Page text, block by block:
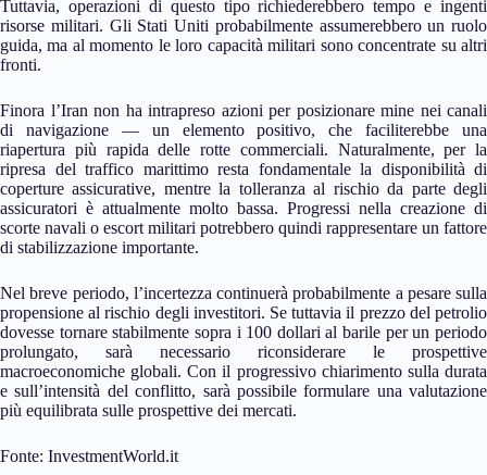
Tuttavia, operazioni di questo tipo richiederebbero tempo e ingenti
risorse militari. Gli Stati Uniti probabilmente assumerebbero un ruolo
guida, ma al momento le loro capacità militari sono concentrate su altri
fronti.
Finora l’Iran non ha intrapreso azioni per posizionare mine nei canali
di navigazione — un elemento positivo, che faciliterebbe una
riapertura più rapida delle rotte commerciali. Naturalmente, per la
ripresa del traffico marittimo resta fondamentale la disponibilità di
coperture assicurative, mentre la tolleranza al rischio da parte degli
assicuratori è attualmente molto bassa. Progressi nella creazione di
scorte navali o escort militari potrebbero quindi rappresentare un fattore
di stabilizzazione importante.
Nel breve periodo, l’incertezza continuerà probabilmente a pesare sulla
propensione al rischio degli investitori. Se tuttavia il prezzo del petrolio
dovesse tornare stabilmente sopra i 100 dollari al barile per un periodo
prolungato, sarà necessario riconsiderare le prospettive
macroeconomiche globali. Con il progressivo chiarimento sulla durata
e sull’intensità del conflitto, sarà possibile formulare una valutazione
più equilibrata sulle prospettive dei mercati.
Fonte: InvestmentWorld.it